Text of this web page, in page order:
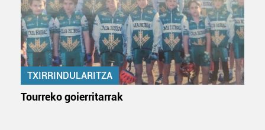
TXIRRINDULARITZA
Tourreko goierritarrak